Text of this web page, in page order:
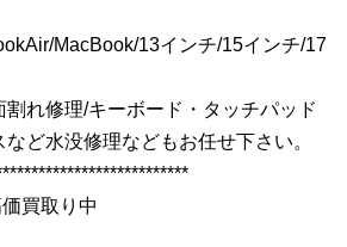
MacBook/13インチ/15インチ/17
れ修理/キーボード・タッチパッド
ど水没修理などもお任せ下さい。
買取り中